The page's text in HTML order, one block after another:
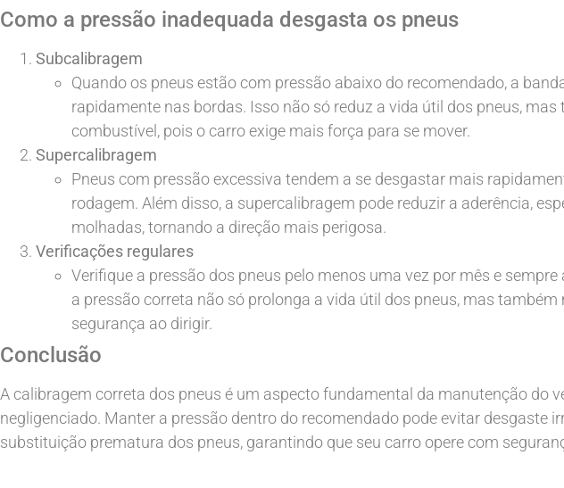
Como a pressão inadequada desgasta os pneus
Subcalibragem
Quando os pneus estão com pressão abaixo do recomendado, a
rapidamente nas bordas. Isso não só reduz a vida útil dos pneus,
combustível, pois o carro exige mais força para se mover.
Supercalibragem
Pneus com pressão excessiva tendem a se desgastar mais
rodagem. Além disso, a supercalibragem pode reduzir a aderência,
molhadas, tornando a direção mais perigosa.
Verificações regulares
Verifique a pressão dos pneus pelo menos uma vez por mês e
a pressão correta não só prolonga a vida útil dos pneus, mas
segurança ao dirigir.
Conclusão
A calibragem correta dos pneus é um aspecto fundamental da manutenção do
negligenciado. Manter a pressão dentro do recomendado pode evitar desgaste
substituição prematura dos pneus, garantindo que seu carro opere com